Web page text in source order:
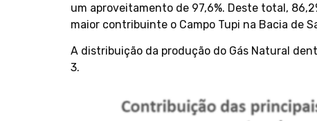
um aproveitamento de 97,6%. Deste total,
maior contribuinte o Campo Tupi na Bacia de
A distribuição da produção do Gás Natural
3.